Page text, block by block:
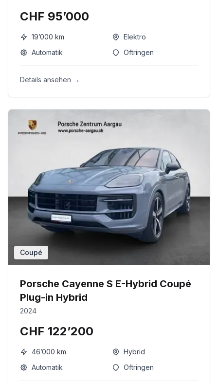
CHF 95’000
19’000 km
Elektro
Automatik
Oftringen
Details ansehen →
Coupé
Porsche Cayenne S E-Hybrid Coupé
Plug-in Hybrid
2024
CHF 122’200
46’000 km
Hybrid
Automatik
Oftringen